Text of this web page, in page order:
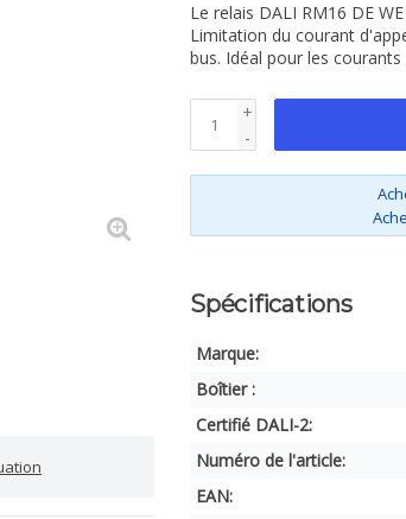
Le relais DALI RM16 DE
Limitation du courant
bus. Idéal pour les courants
+
-
Spécifications
Marque:
Boîtier :
Certifié DALI-2:
Numéro de l'article:
EAN: